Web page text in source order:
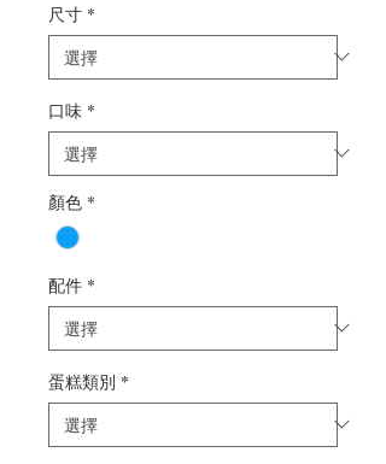
尺寸 *
口味 *
顏色 *
配件 *
蛋糕類別 *